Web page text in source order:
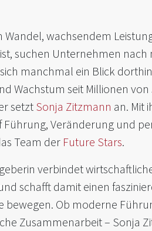
Wandel, wachsendem
suchen Unternehmen nach
manchmal ein Blick
Wachstum seit Millionen
setzt Sonja Zitzmann an. Mit
Veränderung und
Team der Future Stars.
verbindet
schafft damit einen
Ob moderne
Zusammenarbeit – Sonja